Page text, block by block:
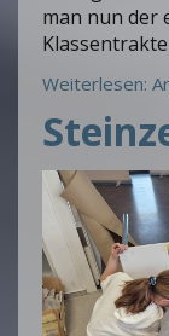
man nun der
Weiterlesen: